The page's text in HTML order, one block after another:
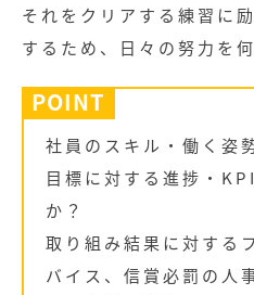
それをクリアする練習に
するため、日々の努力を
POINT
社員のスキル・働く姿
目標に対する進捗・
か？
取り組み結果に対する
バイス、信賞必罰の人